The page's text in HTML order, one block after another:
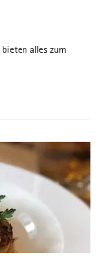
alles zum